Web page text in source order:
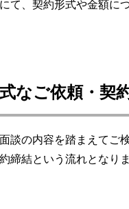
て、契約形式や金額に
式なご依頼・契
面談の内容を踏まえてご
締結という流れとなりま